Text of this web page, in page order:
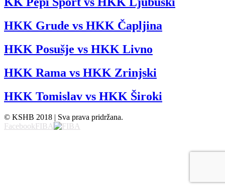
HKK Grude vs HKK Čapljina
HKK Posušje vs HKK Livno
HKK Rama vs HKK Zrinjski
HKK Tomislav vs HKK Široki
© KSHB 2018 | Sva prava pridržana.
FacebookFIBA